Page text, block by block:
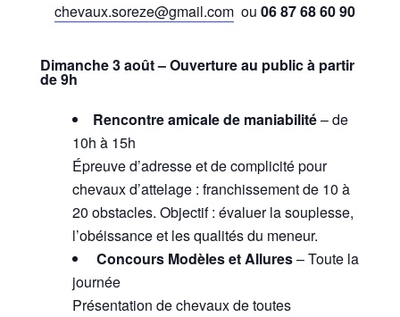
chevaux.soreze@gmail.comou 06 87 68 60 90
Dimanche 3 août – Ouverture au public à partir
de 9h
Rencontre amicale de maniabilité– de
10h à 15h
Épreuve d’adresse et de complicité pour
chevaux d’attelage : franchissement de 10 à
20 obstacles. Objectif : évaluer la souplesse,
l’obéissance et les qualités du meneur.
Concours Modèles et Allures– Toute la
journée
Présentation de chevaux de toutes